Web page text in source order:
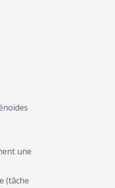
une
(tâche